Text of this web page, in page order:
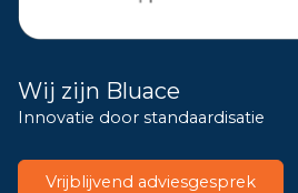
Wij zijn Bluace
Innovatie door standaardisatie
Vrijblijvend adviesgesprek